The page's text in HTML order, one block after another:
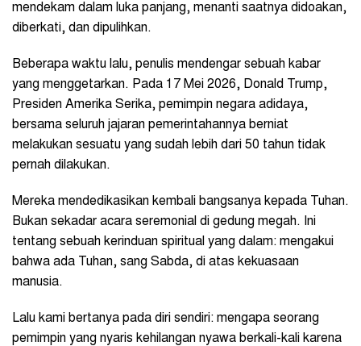
mendekam dalam luka panjang, menanti saatnya didoakan,
diberkati, dan dipulihkan.
Beberapa waktu lalu, penulis mendengar sebuah kabar
yang menggetarkan. Pada 17 Mei 2026, Donald Trump,
Presiden Amerika Serika, pemimpin negara adidaya,
bersama seluruh jajaran pemerintahannya berniat
melakukan sesuatu yang sudah lebih dari 50 tahun tidak
pernah dilakukan.
Mereka mendedikasikan kembali bangsanya kepada Tuhan.
Bukan sekadar acara seremonial di gedung megah. Ini
tentang sebuah kerinduan spiritual yang dalam: mengakui
bahwa ada Tuhan, sang Sabda, di atas kekuasaan
manusia.
Lalu kami bertanya pada diri sendiri: mengapa seorang
pemimpin yang nyaris kehilangan nyawa berkali-kali karena